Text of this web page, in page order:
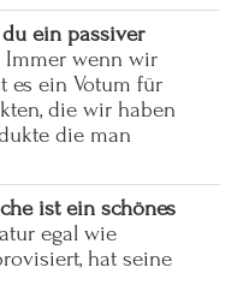
ein passiver
Immer wenn wir
es ein Votum für
die wir haben
die man
ist ein schönes
egal wie
hat seine